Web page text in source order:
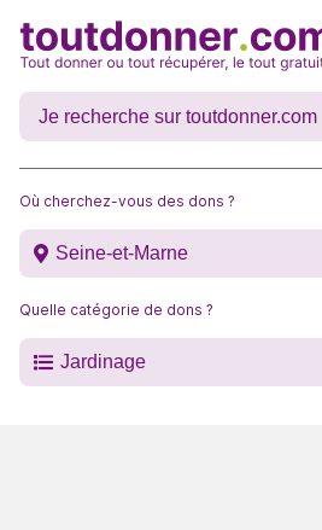
Où cherchez-vous des dons ?
Seine-et-Marne
Quelle catégorie de dons ?
Jardinage